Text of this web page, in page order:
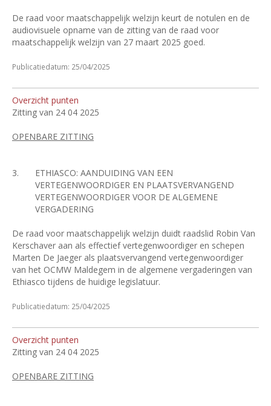
De raad voor maatschappelijk welzijn keurt de notulen en de
audiovisuele opname van de zitting van de raad voor
maatschappelijk welzijn van 27 maart 2025 goed.
Publicatiedatum: 25/04/2025
Overzicht punten
Zitting van 24 04 2025
OPENBARE ZITTING
3.
ETHIASCO: AANDUIDING VAN EEN
VERTEGENWOORDIGER EN PLAATSVERVANGEND
VERTEGENWOORDIGER VOOR DE ALGEMENE
VERGADERING
De raad voor maatschappelijk welzijn duidt raadslid Robin Van
Kerschaver aan als effectief vertegenwoordiger en schepen
Marten De Jaeger als plaatsvervangend vertegenwoordiger
van het OCMW Maldegem in de algemene vergaderingen van
Ethiasco tijdens de huidige legislatuur.
Publicatiedatum: 25/04/2025
Overzicht punten
Zitting van 24 04 2025
OPENBARE ZITTING